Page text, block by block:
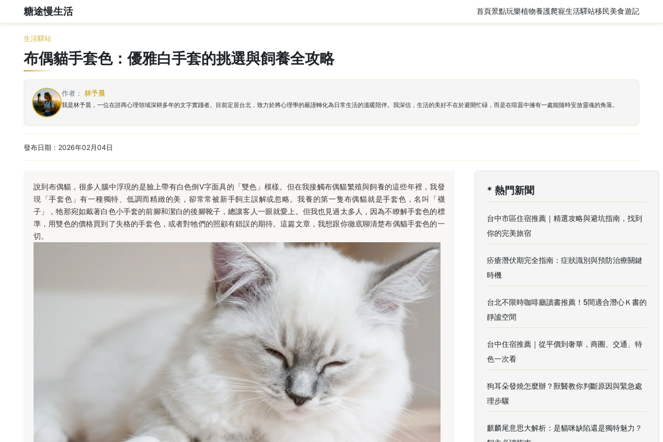
糖途慢生活 首頁景點玩樂植物養護爬寵生活驛站移民美食遊記
生活驛站
布偶貓手套色：優雅白手套的挑選與飼養全攻略
作者： 林予晨
我是林予晨，一位在諮商心理領域深耕多年的文字實踐者。目前定居台北，致力於將心理學的嚴謹轉化為日常生活的溫暖陪伴。我深信，生活的美好不在於避開忙碌，而是在喧囂中擁有一處能隨時安放靈魂的角落。
發布日期：2026年02月04日
說到布偶貓，很多人腦中浮現的是臉上帶有白色倒V字面具的「雙色」模樣。但在我接觸布偶貓繁殖與飼養的這些年裡，我發
現「手套色」有一種獨特、低調而精緻的美，卻常常被新手飼主誤解或忽略。我養的第一隻布偶貓就是手套色，名叫「襪
子」，牠那宛如戴著白色小手套的前腳和潔白的後腳靴子，總讓客人一眼就愛上。但我也見過太多人，因為不瞭解手套色的標
準，用雙色的價格買到了失格的手套色，或者對牠們的照顧有錯誤的期待。這篇文章，我想跟你徹底聊清楚布偶貓手套色的一
切。
* 熱門新聞
台中市區住宿推薦｜精選攻略與避坑指南，找到
你的完美旅宿
疥瘡潛伏期完全指南：症狀識別與預防治療關鍵
時機
台北不限時咖啡廳讀書推薦！5間適合潛心Ｋ書的
靜謐空間
台中住宿推薦｜從平價到奢華，商圈、交通、特
色一次看
狗耳朵發燒怎麼辦？獸醫教你判斷原因與緊急處
理步驟
麒麟尾意思大解析：是貓咪缺陷還是獨特魅力？